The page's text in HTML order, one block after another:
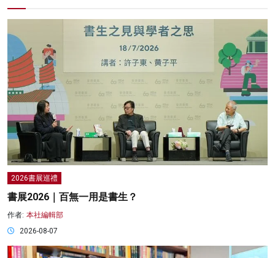
2026書展巡禮
書展2026｜百無一用是書生？
作者: 本社編輯部
2026-08-07